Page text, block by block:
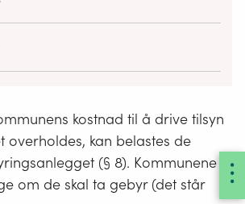
i denne forskriften blir fulgt.
samlet ikke overstige kommunens
er tvangsgrunnlag for utlegg.
-
Forskrift om forbud mot bruk
kostnad til å drive tilsyn
overholdes, kan belastes de
(§ 8). Kommunene
om de skal ta gebyr (det står